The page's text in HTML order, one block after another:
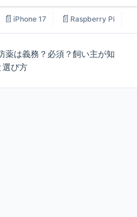
📄 iPhone 17 📄 Raspberry Pi
薬は義務？必須？飼い主が知
選び方